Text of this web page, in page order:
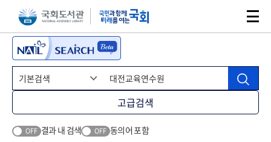
본문 바로가기주메뉴 바로가기
고급검색
OFF 결과 내 검색 OFF 동의어 포함